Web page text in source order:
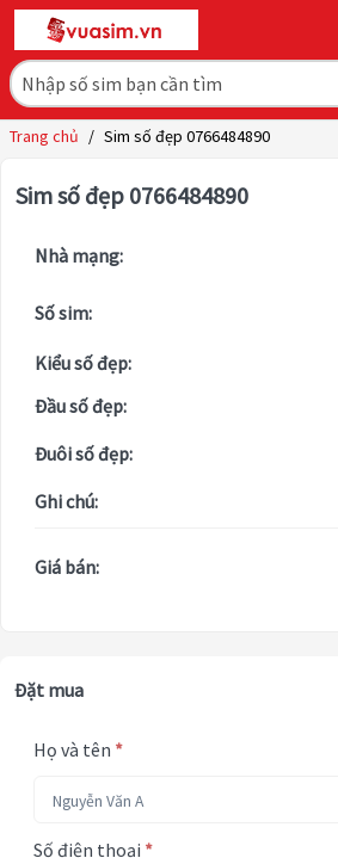
Trang chủ / Sim số đẹp 0766484890
Sim số đẹp 0766484890
Nhà mạng:
Số sim:
Kiểu số đẹp:
Đầu số đẹp:
Đuôi số đẹp:
Ghi chú:
Giá bán:
Đặt mua
Họ và tên *
Số điện thoại *